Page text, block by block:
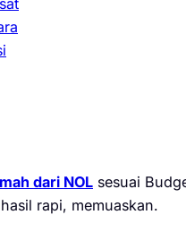
dari NOL sesuai
rapi, memuaskan.